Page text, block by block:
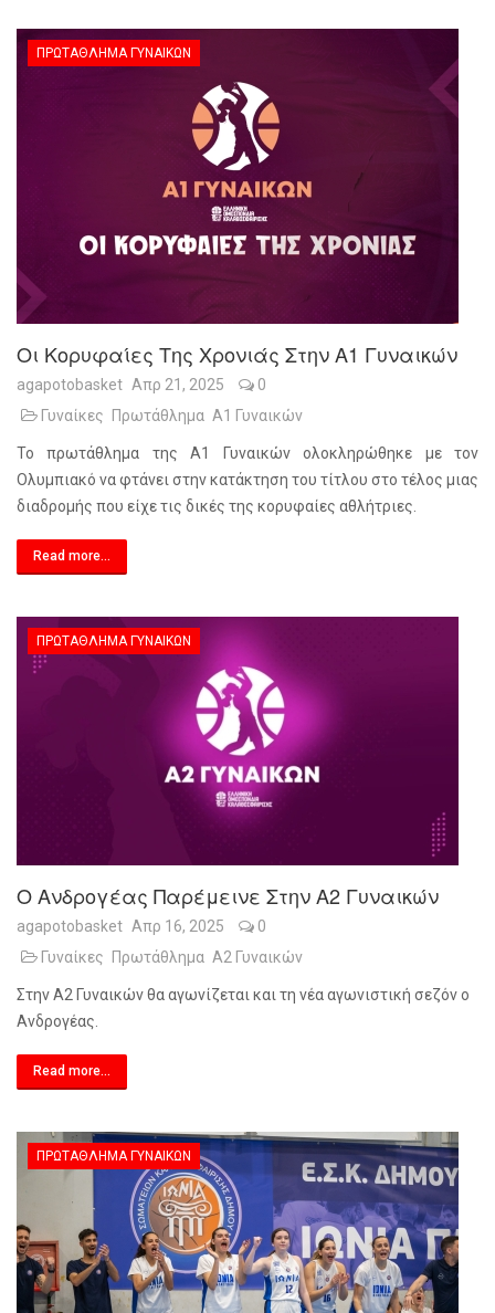
ΠΡΩΤΆΘΛΗΜΑ ΓΥΝΑΙΚΏΝ
Οι Κορυφαίες Της Χρονιάς Στην A1 Γυναικών
agapotobasket Απρ 21, 2025
0
Γυναίκες
Πρωτάθλημα Α1 Γυναικών
Το πρωτάθλημα της Α1 Γυναικών ολοκληρώθηκε με τον
Ολυμπιακό να φτάνει στην κατάκτηση του τίτλου στο τέλος μιας
διαδρομής που είχε τις δικές της κορυφαίες αθλήτριες.
Read more...
ΠΡΩΤΆΘΛΗΜΑ ΓΥΝΑΙΚΏΝ
Ο Ανδρογέας Παρέμεινε Στην Α2 Γυναικών
agapotobasket Απρ 16, 2025
0
Γυναίκες
Πρωτάθλημα Α2 Γυναικών
Στην Α2 Γυναικών θα αγωνίζεται και τη νέα αγωνιστική σεζόν ο
Ανδρογέας.
Read more...
ΠΡΩΤΆΘΛΗΜΑ ΓΥΝΑΙΚΏΝ